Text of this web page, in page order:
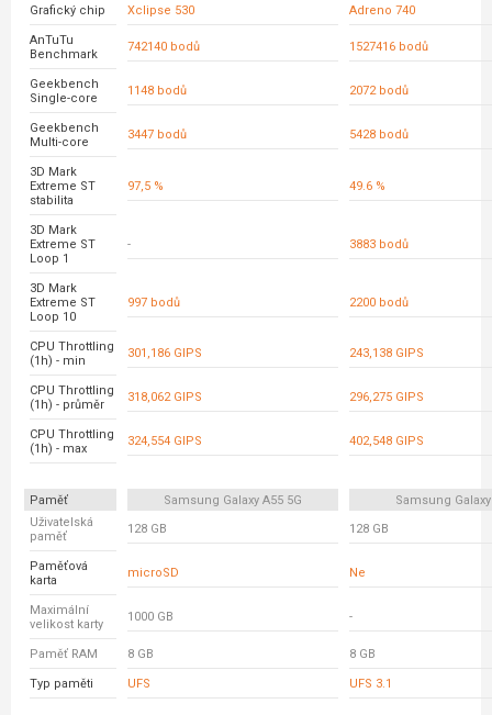
Grafický chip Xclipse 530 Adreno 740
AnTuTu
Benchmark
742140 bodů 1527416 bodů
Geekbench
Single-core
1148 bodů 2072 bodů
Geekbench
Multi-core
3447 bodů 5428 bodů
3D Mark
Extreme ST
stabilita
97,5 % 49.6 %
3D Mark
Extreme ST
Loop 1
- 3883 bodů
3D Mark
Extreme ST
Loop 10
997 bodů 2200 bodů
CPU Throttling
(1h) - min
301,186 GIPS 243,138 GIPS
CPU Throttling
(1h) - průměr
318,062 GIPS 296,275 GIPS
CPU Throttling
(1h) - max
324,554 GIPS 402,548 GIPS
Paměť Samsung Galaxy A55 5G
Samsung Galaxy
Uživatelská
paměť
128 GB 128 GB
Paměťová
karta
microSD Ne
Maximální
velikost karty
1000 GB -
Paměť RAM 8 GB 8 GB
Typ paměti UFS UFS 3.1